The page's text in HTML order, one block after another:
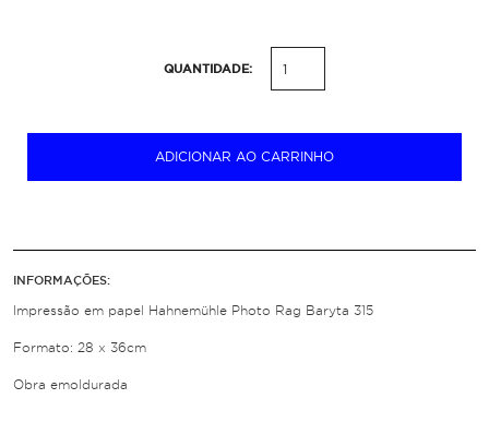
QUANTIDADE:
ADICIONAR AO CARRINHO
INFORMAÇÕES:
Impressão em papel Hahnemühle Photo Rag Baryta 315
Formato: 28 x 36cm
Obra emoldurada